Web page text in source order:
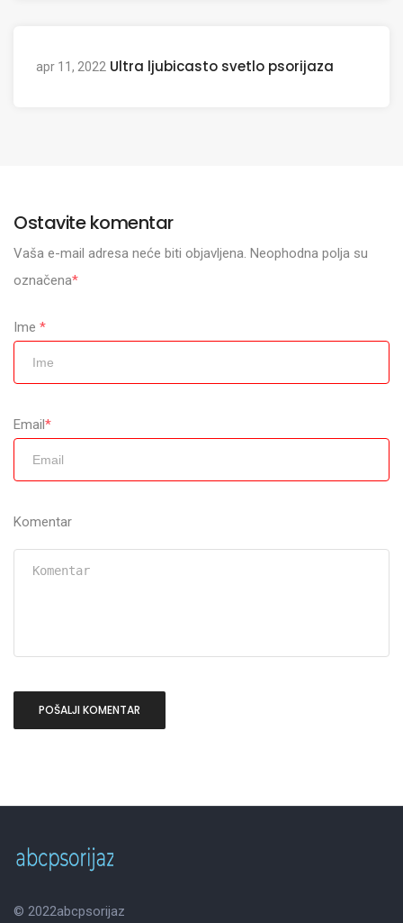
apr 11, 2022 Ultra ljubicasto svetlo psorijaza
Ostavite komentar
Vaša e-mail adresa neće biti objavljena. Neophodna polja su
označena*
Ime *
Email*
Komentar
© 2022abcpsorijaz